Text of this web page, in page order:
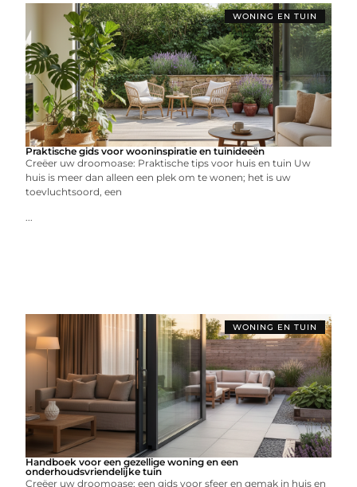
WONING EN TUIN
Praktische gids voor wooninspiratie en tuinideeën
Creëer uw droomoase: Praktische tips voor huis en tuin Uw
huis is meer dan alleen een plek om te wonen; het is uw
toevluchtsoord, een
...
WONING EN TUIN
Handboek voor een gezellige woning en een
onderhoudsvriendelijke tuin
Creëer uw droomoase: een gids voor sfeer en gemak in huis en